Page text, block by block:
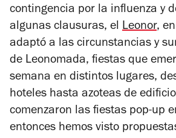
contingencia por la influenza y
algunas clausuras, el Leonor,
adaptó a las circunstancias y
de Leonomada, fiestas que
semana en distintos lugares,
hoteles hasta azoteas de
comenzaron las fiestas pop-up
entonces hemos visto